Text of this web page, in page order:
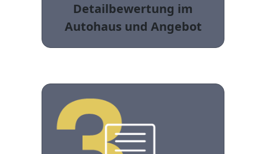
Detailbewertung im
Autohaus und Angebot